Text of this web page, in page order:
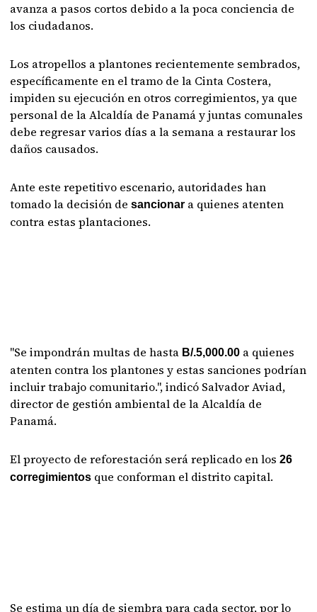
avanza a pasos cortos debido a la poca conciencia de
los ciudadanos.
Los atropellos a plantones recientemente sembrados,
específicamente en el tramo de la Cinta Costera,
impiden su ejecución en otros corregimientos, ya que
personal de la Alcaldía de Panamá y juntas comunales
debe regresar varios días a la semana a restaurar los
daños causados.
Ante este repetitivo escenario, autoridades han
tomado la decisión desancionar a quienes atenten
contra estas plantaciones.
"Se impondrán multas de hasta B/.5,000.00 a quienes
atenten contra los plantones y estas sanciones podrían
incluir trabajo comunitario.", indicó Salvador Aviad,
director de gestión ambiental de la Alcaldía de
Panamá.
El proyecto de reforestación será replicado en los26
corregimientos que conforman el distrito capital.
Se estima un día de siembra para cada sector, por lo